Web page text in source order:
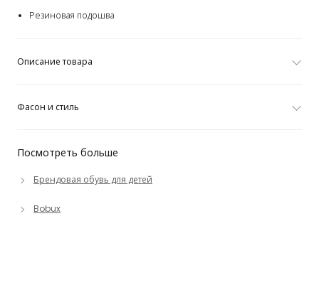
Посмотреть больше
Брендовая обувь для детей
Bobux
Резиновая подошва
Описание товара
Фасон и стиль